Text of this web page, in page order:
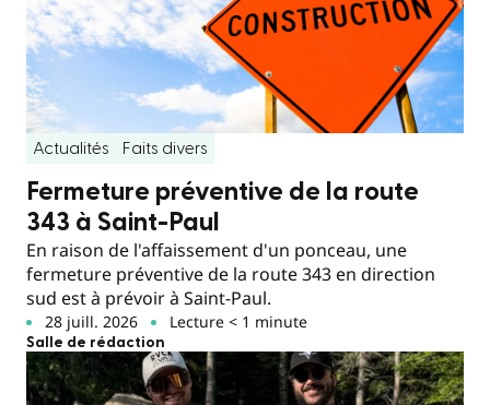
Actualités Faits divers
Fermeture préventive de la route
343 à Saint-Paul
En raison de l'affaissement d'un ponceau, une
fermeture préventive de la route 343 en direction
sud est à prévoir à Saint-Paul.
28 juill. 2026 Lecture < 1 minute
Salle de rédaction